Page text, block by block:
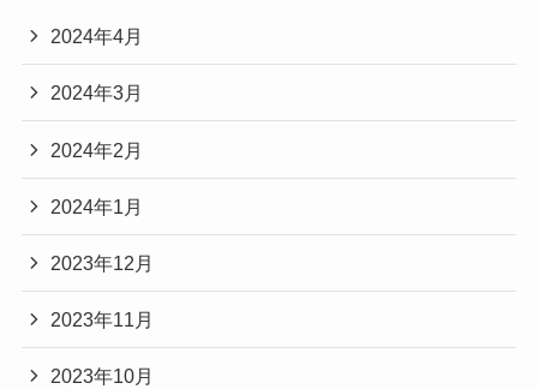
2024年4月
2024年3月
2024年2月
2024年1月
2023年12月
2023年11月
2023年10月